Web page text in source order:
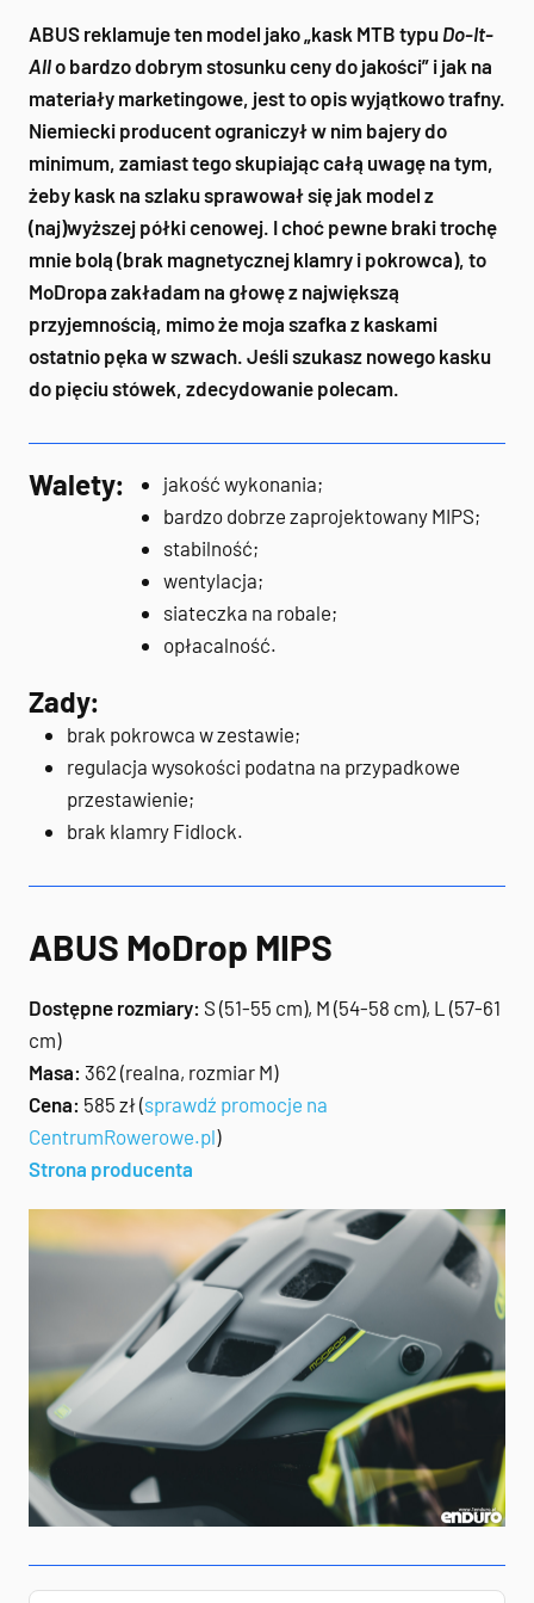
ABUS reklamuje ten model jako „kask MTB typu Do-It-
Allo bardzo dobrym stosunku ceny do jakości” i jak na
materiały marketingowe, jest to opis wyjątkowo trafny.
Niemiecki producent ograniczył w nim bajery do
minimum, zamiast tego skupiając całą uwagę na tym,
żeby kask na szlaku sprawował się jak model z
(naj)wyższej półki cenowej. I choć pewne braki trochę
mnie bolą (brak magnetycznej klamry i pokrowca), to
MoDropa zakładam na głowę z największą
przyjemnością, mimo że moja szafka z kaskami
ostatnio pęka w szwach. Jeśli szukasz nowego kasku
do pięciu stówek, zdecydowanie polecam.
Walety:
jakość wykonania;
bardzo dobrze zaprojektowany MIPS;
stabilność;
wentylacja;
siateczka na robale;
opłacalność.
Zady:
brak pokrowca w zestawie;
regulacja wysokości podatna na przypadkowe
przestawienie;
brak klamry Fidlock.
ABUS MoDrop MIPS
Dostępne rozmiary: S (51-55 cm), M (54-58 cm), L (57-61
cm)
Masa: 362 (realna, rozmiar M)
Cena: 585 zł (sprawdź promocje na
CentrumRowerowe.pl)
Strona producenta